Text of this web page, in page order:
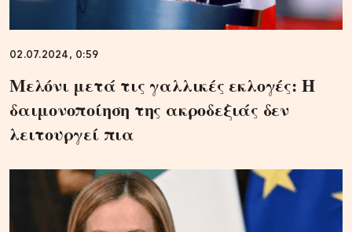
02.07.2024, 0:59
Μελόνι μετά τις γαλλικές εκλογές: Η
δαιμονοποίηση της ακροδεξιάς δεν
λειτουργεί πια